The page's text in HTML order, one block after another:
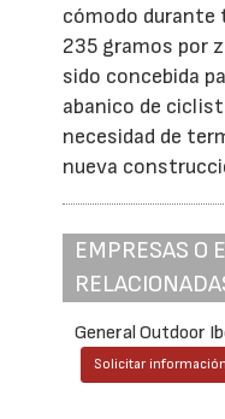
cómodo durante
235 gramos por
sido concebida
abanico de
necesidad de
nueva
EMPRESAS O
General Outdoor
Solicitar información